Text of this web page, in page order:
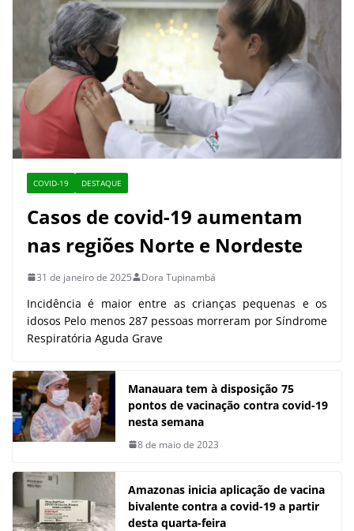
COVID-19 DESTAQUE
Casos de covid-19 aumentam
nas regiões Norte e Nordeste
31 de janeiro de 2025 Dora Tupinambá
Incidência é maior entre as crianças pequenas e os
idosos Pelo menos 287 pessoas morreram por Síndrome
Respiratória Aguda Grave
Manauara tem à disposição 75
pontos de vacinação contra covid-19
nesta semana
8 de maio de 2023
Amazonas inicia aplicação de vacina
bivalente contra a covid-19 a partir
desta quarta-feira